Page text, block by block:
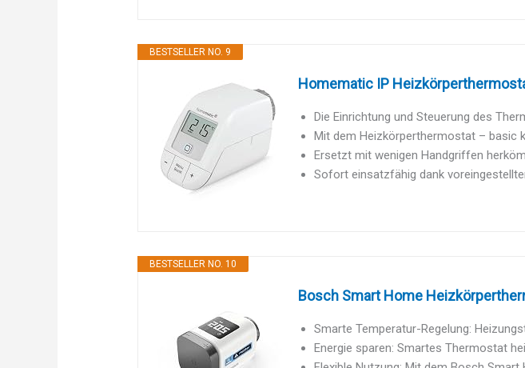
BESTSELLER NO. 9
Homematic IP
Die Einrichtung und Steuerung des
Mit dem Heizkörperthermostat – basic
Ersetzt mit wenigen Handgriffen
Sofort einsatzfähig dank
BESTSELLER NO. 10
Bosch Smart Home
Smarte Temperatur-Regelung:
Energie sparen: Smartes Thermostat